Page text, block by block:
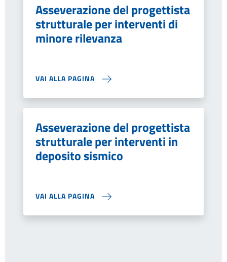
Asseverazione del progettista
strutturale per interventi di
minore rilevanza
VAI ALLA PAGINA
Asseverazione del progettista
strutturale per interventi in
deposito sismico
VAI ALLA PAGINA